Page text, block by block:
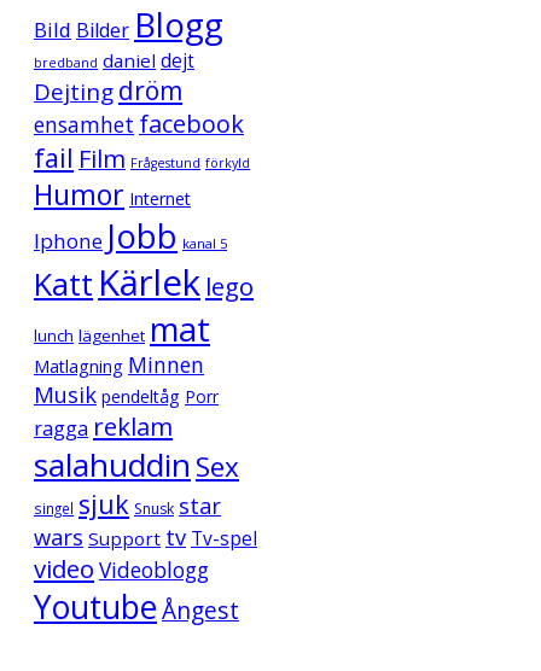
Bild Bilder Blogg
bredband daniel dejt
Dejtingdröm
ensamhet facebook
fail Film Frågestund förkyld
Humor Internet
Iphone Jobb kanal 5
Katt Kärlek lego
lunch lägenhet mat
Matlagning Minnen
Musik pendeltåg Porr
ragga reklam
salahuddin Sex
singel sjuk Snusk star
wars Support tv Tv-spel
video Videoblogg
YoutubeÅngest